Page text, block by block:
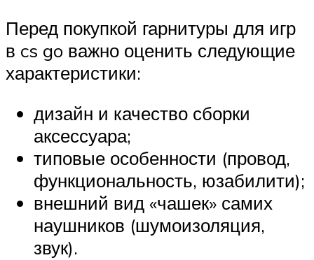
Перед покупкой гарнитуры для игр
в cs go важно оценить следующие
характеристики:
дизайн и качество сборки
аксессуара;
типовые особенности (провод,
функциональность, юзабилити);
внешний вид «чашек» самих
наушников (шумоизоляция,
звук).